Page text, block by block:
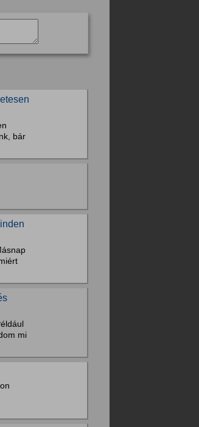
bár
mi